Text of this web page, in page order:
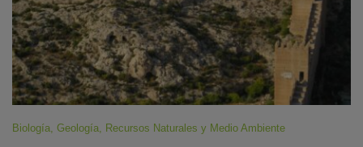
Biología, Geología, Recursos Naturales y Medio Ambiente